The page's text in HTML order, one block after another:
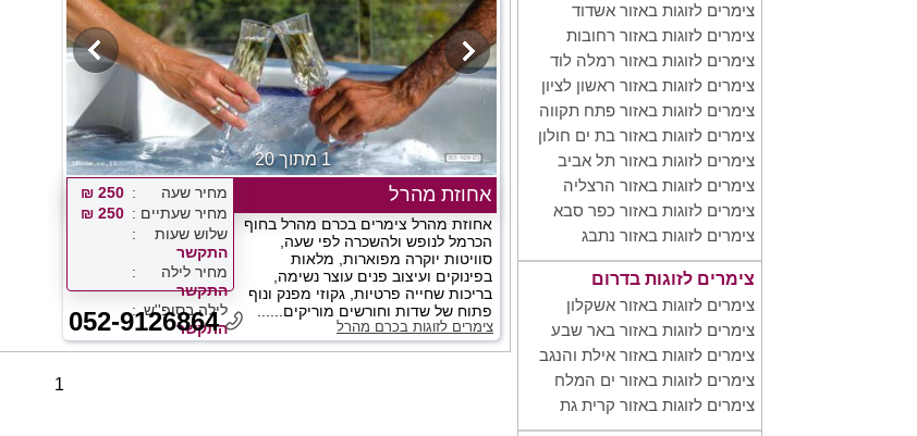
צימרים לזוגות באזור אשדוד
צימרים לזוגות באזור רחובות
צימרים לזוגות באזור רמלה לוד
צימרים לזוגות באזור ראשון לציון
צימרים לזוגות באזור פתח תקווה
צימרים לזוגות באזור בת ים חולון
צימרים לזוגות באזור תל אביב
צימרים לזוגות באזור הרצליה
צימרים לזוגות באזור כפר סבא
צימרים לזוגות באזור נתבג
צימרים לזוגות בדרום
צימרים לזוגות באזור אשקלון
צימרים לזוגות באזור באר שבע
צימרים לזוגות באזור אילת והנגב
צימרים לזוגות באזור ים המלח
צימרים לזוגות באזור קרית גת
1 מתוך 20
אחוזת מהרל
אחוזת מהרל צימרים בכרם מהרל בחוף
הכרמל לנופש ולהשכרה לפי שעה,
סוויטות יוקרה מפוארות, מלאות
בפינוקים ועיצוב פנים עוצר נשימה,
בריכות שחייה פרטיות, גקוזי מפנק ונוף
פתוח של שדות וחורשים מוריקים......
צימרים לזוגות בכרם מהרל
מחיר שעה
250 ₪
מחיר שעתיים
250 ₪
שלוש שעות
התקשר
מחיר לילה
התקשר
לילה בסופ''ש
התקשר
052-9126864
1